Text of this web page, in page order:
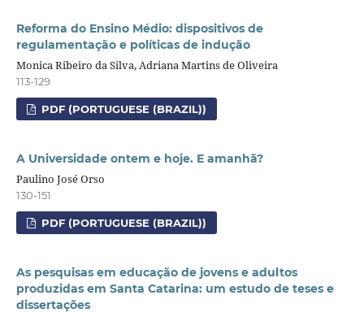
Reforma do Ensino Médio: dispositivos de
regulamentação e políticas de indução
Monica Ribeiro da Silva, Adriana Martins de Oliveira
113-129
PDF (PORTUGUESE (BRAZIL))
A Universidade ontem e hoje. E amanhã?
Paulino José Orso
130-151
PDF (PORTUGUESE (BRAZIL))
As pesquisas em educação de jovens e adultos
produzidas em Santa Catarina: um estudo de teses e
dissertações